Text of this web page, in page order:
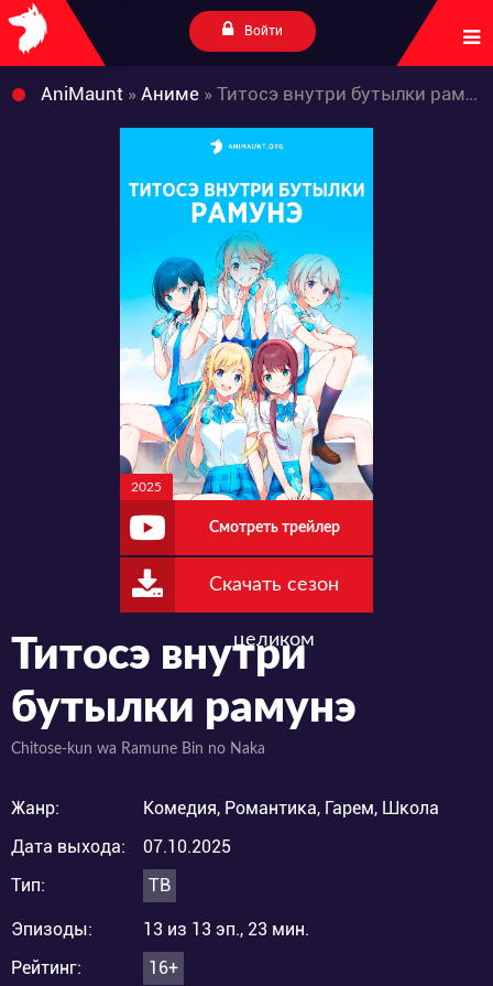
Войти
AniMaunt » Аниме » Титосэ внутри бутылки рамунэ
2025
Смотреть трейлер
Скачать сезон
целиком
Титосэ внутри
бутылки рамунэ
Chitose-kun wa Ramune Bin no Naka
Жанр:
Комедия, Романтика, Гарем, Школа
Дата выхода:
07.10.2025
Тип:
ТВ
Эпизоды:
13 из 13 эп., 23 мин.
Рейтинг:
16+